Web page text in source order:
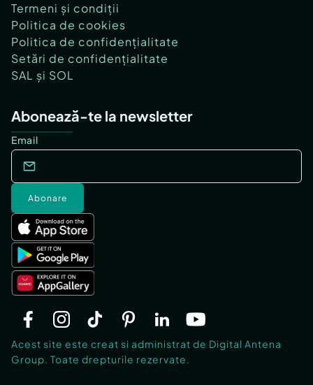
Termeni și condiții
Politica de cookies
Politica de confidențialitate
Setări de confidențialitate
SAL și SOL
Abonează-te la newsletter
Email
Abonare
Acest site este creat si administrat de Digital Antena
Group. Toate drepturile rezervate.